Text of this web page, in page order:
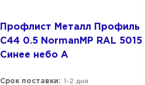
Профлист Металл Профиль
C44 0.5 NormanMP RAL 5015
Синее небо A
Срок поставки: 1-2 дня